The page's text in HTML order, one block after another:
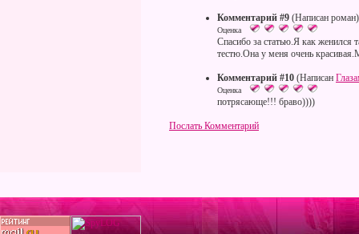
Комментарий #9 (Написан роман)
Оценка
Спасибо за статью.Я как женился
тестю.Она у меня очень
Комментарий #10 (Написан
Оценка
потрясающе!!! браво))))
Послать Комментарий